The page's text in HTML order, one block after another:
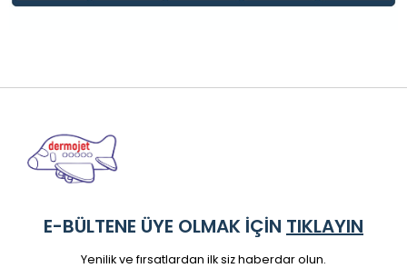
E-BÜLTENE ÜYE OLMAK İÇİN TIKLAYIN
Yenilik ve fırsatlardan ilk siz haberdar olun.